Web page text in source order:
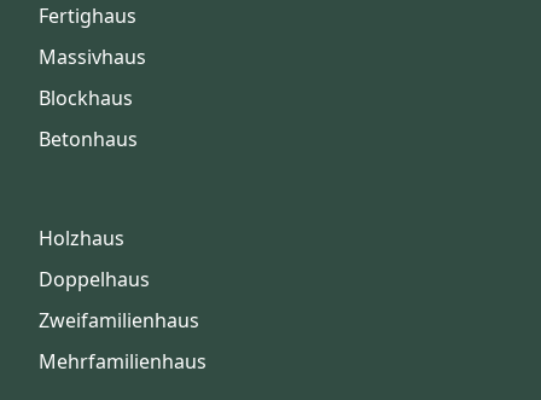
Fertighaus
Massivhaus
Blockhaus
Betonhaus
Holzhaus
Doppelhaus
Zweifamilienhaus
Mehrfamilienhaus